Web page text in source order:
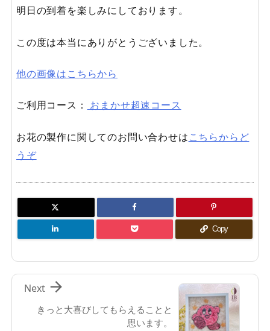
明日の到着を楽しみにしております。
この度は本当にありがとうございました。
他の画像はこちらから
ご利用コース： おまかせ超速コース
お花の製作に関してのお問い合わせはこちらからど
うぞ
Copy
きっと大喜びしてもらえることと
思います。

Next